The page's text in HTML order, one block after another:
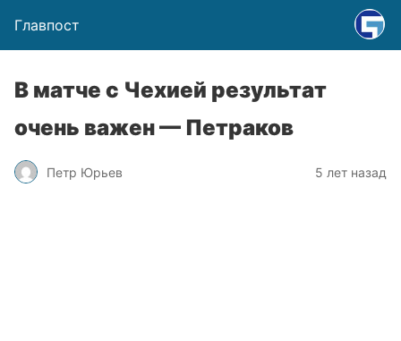
Главпост
В матче с Чехией результат
очень важен — Петраков
Петр Юрьев 5 лет назад